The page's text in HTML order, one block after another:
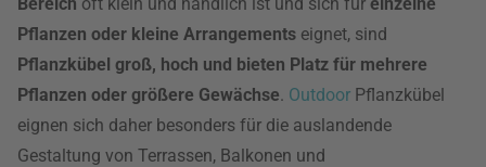
Pflanzen oder kleine Arrangements eignet, sind
Pflanzkübel groß, hoch und bieten Platz für mehrere
Pflanzen oder größere Gewächse. Outdoor Pflanzkübel
eignen sich daher besonders für die auslandende
Gestaltung von Terrassen, Balkonen und